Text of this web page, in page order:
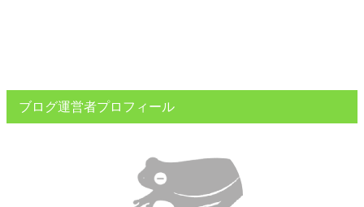
ブログ運営者プロフィール